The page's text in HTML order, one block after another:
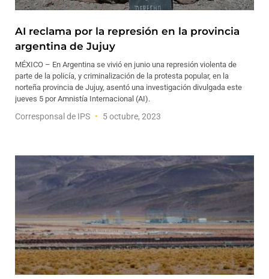
AI reclama por la represión en la provincia
argentina de Jujuy
MÉXICO – En Argentina se vivió en junio una represión violenta de
parte de la policía, y criminalización de la protesta popular, en la
norteña provincia de Jujuy, asentó una investigación divulgada este
jueves 5 por Amnistía Internacional (AI).
Corresponsal de IPS 5 octubre, 2023